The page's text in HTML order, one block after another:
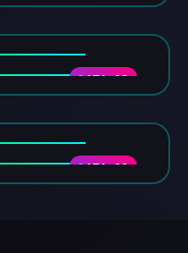
DATA-02
DATA-03